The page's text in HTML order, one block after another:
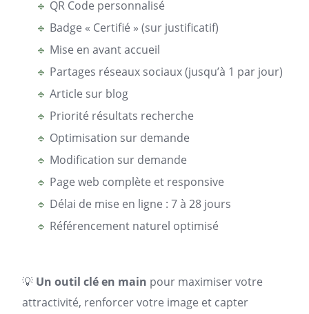
🔹 QR Code personnalisé
🔹 Badge « Certifié » (sur justificatif)
🔹 Mise en avant accueil
🔹 Partages réseaux sociaux (jusqu’à 1 par jour)
🔹 Article sur blog
🔹 Priorité résultats recherche
🔹 Optimisation sur demande
🔹 Modification sur demande
🔹 Page web complète et responsive
🔹 Délai de mise en ligne : 7 à 28 jours
🔹 Référencement naturel optimisé
💡 Un outil clé en main pour maximiser votre
attractivité, renforcer votre image et capter